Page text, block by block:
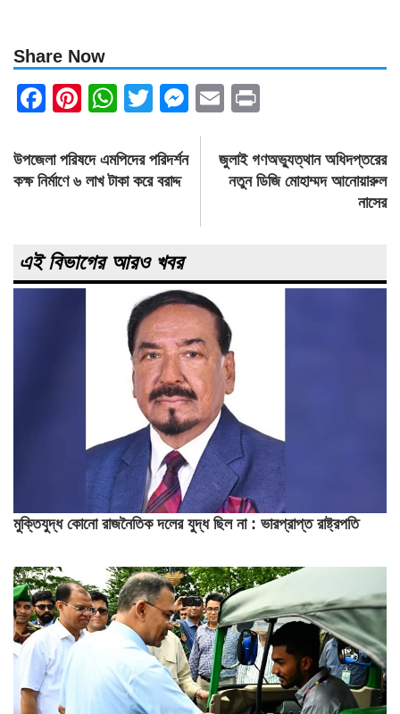
Share Now
Facebook
Pinterest
WhatsApp
TwitterMessenger
Email
Post
navigation
উপজেলা পরিষদে এমপিদের পরিদর্শন
কক্ষ নির্মাণে ৬ লাখ টাকা করে বরাদ্দ
জুলাই গণঅভ্যুত্থান অধিদপ্তরের
নতুন ডিজি মোহাম্মদ আনোয়ারুল
নাসের
এই বিভাগের আরও খবর
মুক্তিযুদ্ধ কোনো রাজনৈতিক দলের যুদ্ধ ছিল না : ভারপ্রাপ্ত রাষ্ট্রপতি